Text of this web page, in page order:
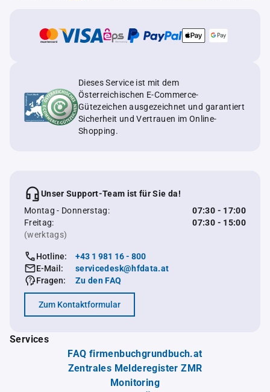
Dieses Service ist mit dem
Österreichischen E-Commerce-
Gütezeichen ausgezeichnet und garantiert
Sicherheit und Vertrauen im Online-
Shopping.
Unser Support-Team ist für Sie da!
Montag - Donnerstag:
07:30 - 17:00
Freitag:
07:30 - 15:00
(werktags)
Hotline:
+43 1 981 16 - 800
E-Mail:
servicedesk@hfdata.at
Fragen:
Zu den FAQ
Zum Kontaktformular
Services
FAQ firmenbuchgrundbuch.at
Zentrales Melderegister ZMR
Monitoring